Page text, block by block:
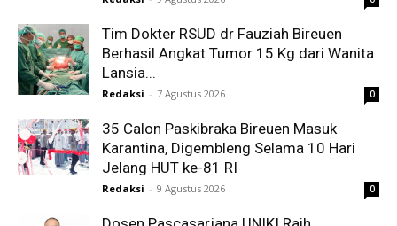
Tim Dokter RSUD dr Fauziah Bireuen
Berhasil Angkat Tumor 15 Kg dari Wanita
Lansia...
Redaksi - 7 Agustus 2026 0
35 Calon Paskibraka Bireuen Masuk
Karantina, Digembleng Selama 10 Hari
Jelang HUT ke-81 RI
Redaksi - 9 Agustus 2026 0